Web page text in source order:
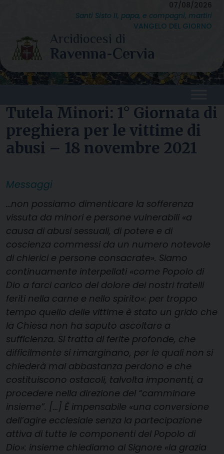
content
07/08/2026
Santi Sisto II, papa, e compagni, martiri
VANGELO DEL GIORNO
Tutela Minori: 1° Giornata di
preghiera per le vittime di
abusi – 18 novembre 2021
Messaggi
…non possiamo dimenticare la sofferenza
vissuta da minori e persone vulnerabili «a
causa di abusi sessuali, di potere e di
coscienza commessi da un numero notevole
di chierici e persone consacrate». Siamo
continuamente interpellati «come Popolo di
Dio a farci carico del dolore dei nostri fratelli
feriti nella carne e nello spirito»: per troppo
tempo quello delle vittime è stato un grido che
la Chiesa non ha saputo ascoltare a
sufficienza. Si tratta di ferite profonde, che
difficilmente si rimarginano, per le quali non si
chiederà mai abbastanza perdono e che
costituiscono ostacoli, talvolta imponenti, a
procedere nella direzione del “camminare
insieme”. […] È impensabile «una conversione
dell’agire ecclesiale senza la partecipazione
attiva di tutte le componenti del Popolo di
Dio»: insieme chiediamo al Signore «la grazia